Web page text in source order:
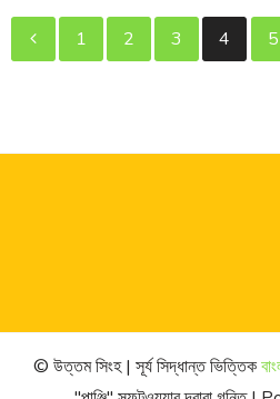
1 2 3 4 5
© উত্তম সিংহ | সূর্য সিদ্ধান্ত ভিত্তিক